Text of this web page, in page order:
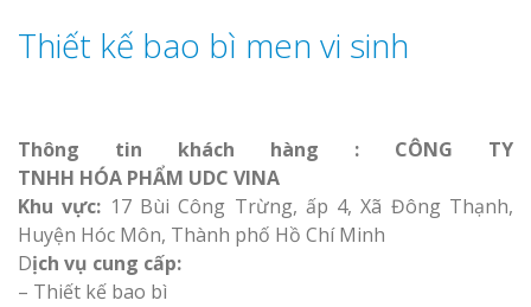
Thiết kế bao bì men vi sinh
Thông tin khách hàng : CÔNG TY
TNHH HÓA PHẨM UDC VINA
Khu vực: 17 Bùi Công Trừng, ấp 4, Xã Đông Thạnh,
Huyện Hóc Môn, Thành phố Hồ Chí Minh
Dịch vụ cung cấp:
– Thiết kế bao bì